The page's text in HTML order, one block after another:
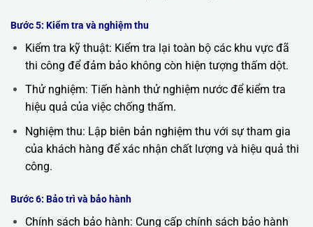
Bước 5: Kiểm tra và nghiệm thu
Kiểm tra kỹ thuật: Kiểm tra lại toàn bộ các khu vực đã
thi công để đảm bảo không còn hiện tượng thấm dột.
Thử nghiệm: Tiến hành thử nghiệm nước để kiểm tra
hiệu quả của việc chống thấm.
Nghiệm thu: Lập biên bản nghiệm thu với sự tham gia
của khách hàng để xác nhận chất lượng và hiệu quả thi
công.
Bước 6: Bảo trì và bảo hành
Chính sách bảo hành: Cung cấp chính sách bảo hành